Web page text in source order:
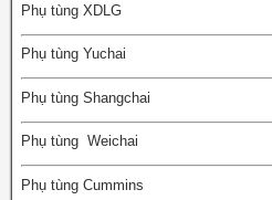
Phụ tùng XDLG
Phụ tùng Yuchai
Phụ tùng Shangchai
Phụ tùng Weichai
Phụ tùng Cummins